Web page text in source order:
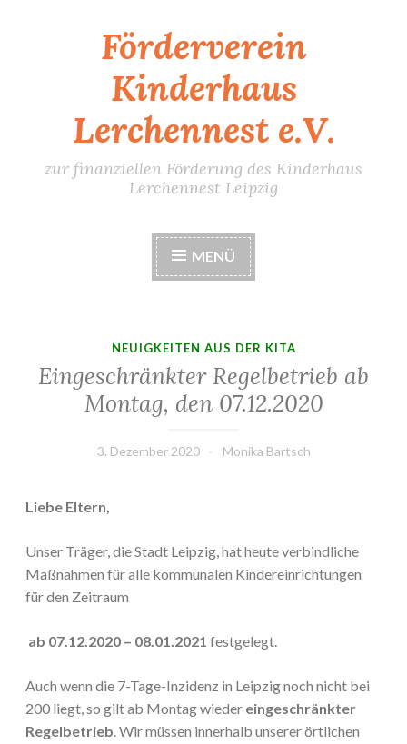
Förderverein
Kinderhaus
Lerchennest e.V.
zur finanziellen Förderung des Kinderhaus
Lerchennest Leipzig
MENÜ
NEUIGKEITEN AUS DER KITA
Eingeschränkter Regelbetrieb ab
Montag, den 07.12.2020
3. Dezember 2020 Monika Bartsch
Liebe Eltern,
Unser Träger, die Stadt Leipzig, hat heute verbindliche
Maßnahmen für alle kommunalen Kindereinrichtungen
für den Zeitraum
ab 07.12.2020 – 08.01.2021 festgelegt.
Auch wenn die 7-Tage-Inzidenz in Leipzig noch nicht bei
200 liegt, so gilt ab Montag wieder eingeschränkter
Regelbetrieb. Wir müssen innerhalb unserer örtlichen